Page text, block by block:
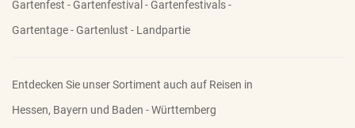
Gartenfest - Gartenfestival - Gartenfestivals -
Gartentage - Gartenlust - Landpartie
Entdecken Sie unser Sortiment auch auf Reisen in
Hessen, Bayern und Baden - Württemberg